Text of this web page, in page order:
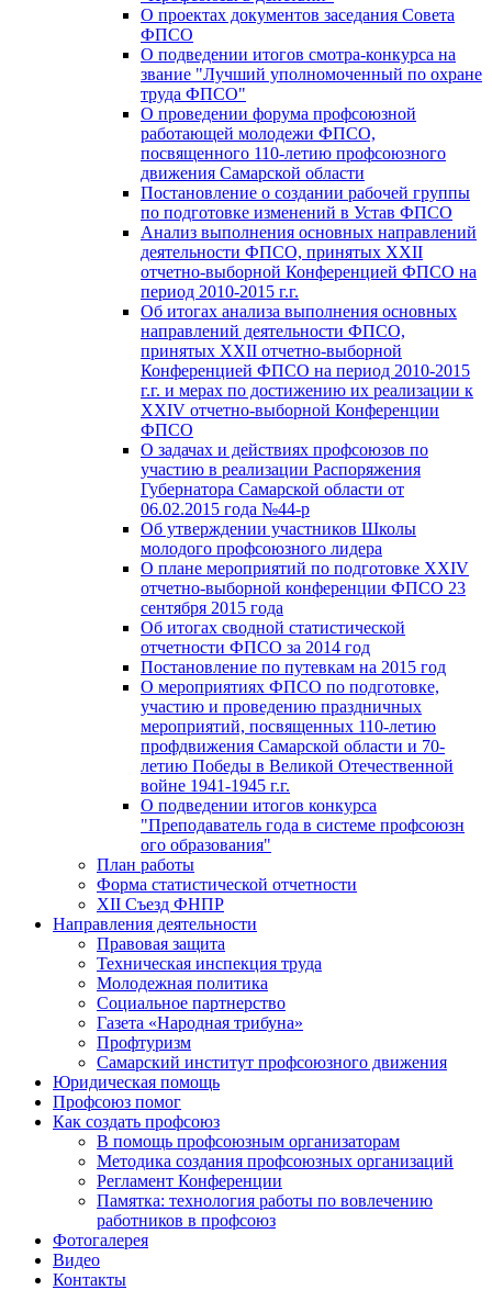
О проектах документов заседания Совета
ФПСО
О подведении итогов смотра-конкурса на
звание "Лучший уполномоченный по охране
труда ФПСО"
О проведении форума профсоюзной
работающей молодежи ФПСО,
посвященного 110-летию профсоюзного
движения Самарской области
Постановление о создании рабочей группы
по подготовке изменений в Устав ФПСО
Анализ выполнения основных направлений
деятельности ФПСО, принятых XXII
отчетно-выборной Конференцией ФПСО на
период 2010-2015 г.г.
Об итогах анализа выполнения основных
направлений деятельности ФПСО,
принятых XXII отчетно-выборной
Конференцией ФПСО на период 2010-2015
г.г. и мерах по достижению их реализации к
XXIV отчетно-выборной Конференции
ФПСО
О задачах и действиях профсоюзов по
участию в реализации Распоряжения
Губернатора Самарской области от
06.02.2015 года №44-р
Об утверждении участников Школы
молодого профсоюзного лидера
О плане мероприятий по подготовке XXIV
отчетно-выборной конференции ФПСО 23
сентября 2015 года
Об итогах сводной статистической
отчетности ФПСО за 2014 год
Постановление по путевкам на 2015 год
О мероприятиях ФПСО по подготовке,
участию и проведению праздничных
мероприятий, посвященных 110-летию
профдвижения Самарской области и 70-
летию Победы в Великой Отечественной
войне 1941-1945 г.г.
О подведении итогов конкурса
"Преподаватель года в системе профсоюзн
ого образования"
План работы
Форма статистической отчетности
XII Съезд ФНПР
Направления деятельности
Правовая защита
Техническая инспекция труда
Молодежная политика
Социальное партнерство
Газета «Народная трибуна»
Профтуризм
Самарский институт профсоюзного движения
Юридическая помощь
Профсоюз помог
Как создать профсоюз
В помощь профсоюзным организаторам
Методика создания профсоюзных организаций
Регламент Конференции
Памятка: технология работы по вовлечению
работников в профсоюз
Фотогалерея
Видео
Контакты